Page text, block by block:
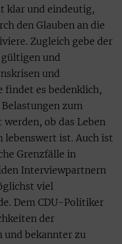
klar und eindeutig,
den Glauben an die
Zugleich gebe der
und
und
findet es bedenklich,
zum
ob das Leben
lebenswert ist. Auch ist
Grenzfälle in
Interviewpartnern
viel
Dem CDU-Politiker
der
und bekannter zu